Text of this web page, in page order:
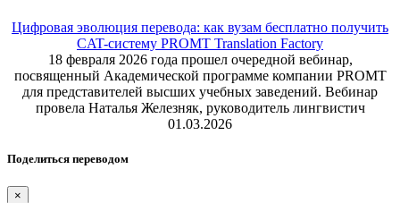
Цифровая эволюция перевода: как вузам бесплатно получить
CAT-систему PROMT Translation Factory
18 февраля 2026 года прошел очередной вебинар,
посвященный Академической программе компании PROMT
для представителей высших учебных заведений. Вебинар
провела Наталья Железняк, руководитель лингвистич
01.03.2026
Поделиться переводом
×